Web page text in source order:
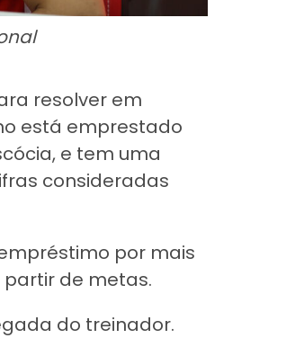
resolver em
está emprestado
e tem uma
consideradas
por mais
de metas.
do treinador.